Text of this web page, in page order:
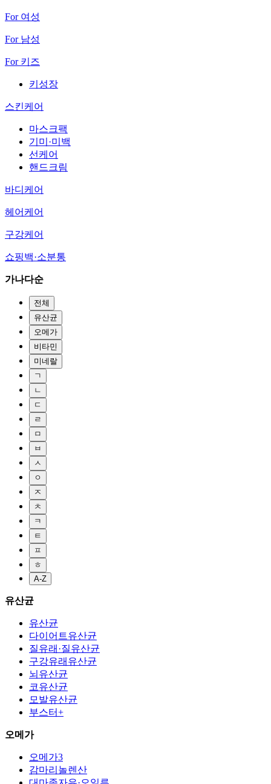
For 여성
For 남성
For 키즈
키성장
스킨케어
마스크팩
기미·미백
선케어
핸드크림
바디케어
헤어케어
구강케어
쇼핑백·소분통
가나다순
전체
유산균
오메가
비타민
미네랄
ㄱ
ㄴ
ㄷ
ㄹ
ㅁ
ㅂ
ㅅ
ㅇ
ㅈ
ㅊ
ㅋ
ㅌ
ㅍ
ㅎ
A-Z
유산균
유산균
다이어트유산균
질유래·질유산균
구강유래유산균
뇌유산균
코유산균
모발유산균
부스터+
오메가
오메가3
감마리놀렌산